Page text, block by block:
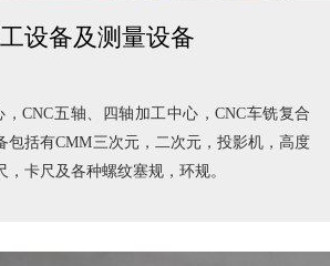
设备及测量设备
CNC五轴、四轴加工中心，CNC车铣复合
包括有CMM三次元，二次元，投影机，高度
卡尺及各种螺纹塞规，环规。